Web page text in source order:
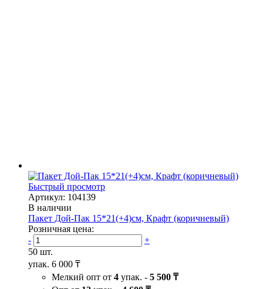
Быстрый просмотр
Артикул: 104139
В наличии
Пакет Дой-Пак 15*21(+4)см, Крафт (коричневый)
Розничная цена:
-
+
50 шт.
упак. 6 000 ₸
Мелкий опт от 4 упак. - 5 500 ₸